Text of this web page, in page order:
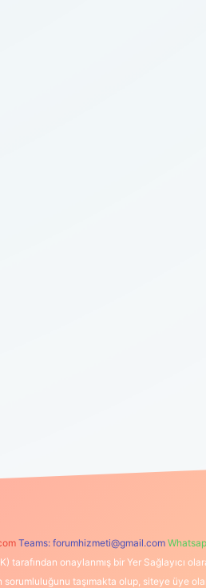
Teams: forumhizmeti@gmail.com
tarafından onaylanmış bir Yer
taşımakta olup, siteye üye